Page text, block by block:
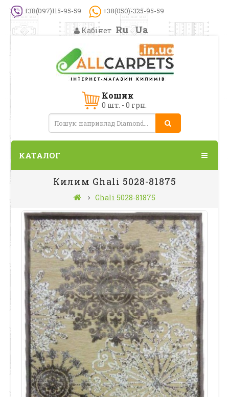
+38(097)115-95-59 +38(050)-325-95-59
Кабінет Ru Ua
Кошик
0 шт. - 0 грн.
КАТАЛОГ
Килим Ghali 5028-81875
Ghali 5028-81875